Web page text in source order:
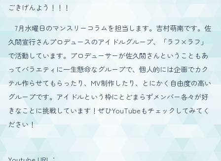
ごきげんよう！！！
7月水曜日のマンスリーコラムを担当します。吉村萌南です。佐
久間宣行さんプロデュースのアイドルグループ、「ラフ×ラフ」
で活動しています。プロデューサーが佐久間さんということもあ
ってバラエティに一生懸命なグループで、個人的には企画でカク
テル作らせてもらったり、MV制作したり、とにかく自由度の高い
グループです。アイドルという枠にとどまらずメンバー各々が好
きなことに挑戦しています！ぜひYouTubeもチェックしてみてく
ださい！